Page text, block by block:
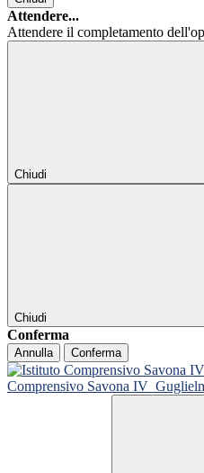
Attendere...
Attendere il completamento
Chiudi
Chiudi
Conferma
Annulla Conferma
Comprensivo Savona IV